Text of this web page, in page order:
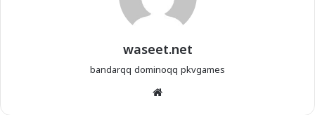
waseet.net
bandarqq dominoqq pkvgames